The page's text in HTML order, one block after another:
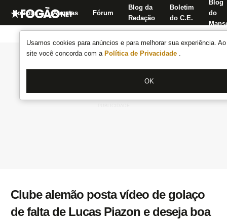
Usamos cookies para anúncios e para melhorar sua experiência.
site você concorda com a Política de Privacidade .
OK
Notícias Apostas Fórum
Blog da
Redação
Boletim
do C.E.
Blog
do
Clube alemão posta vídeo de golaço
de falta de Lucas Piazon e deseja boa